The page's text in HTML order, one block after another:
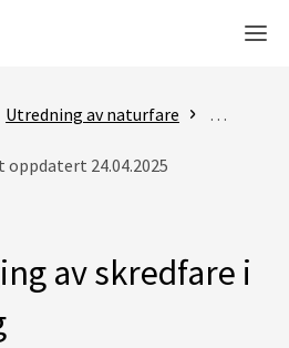
Utredning av naturfare Om kart
oppdatert 24.04.2025
av skredfare i